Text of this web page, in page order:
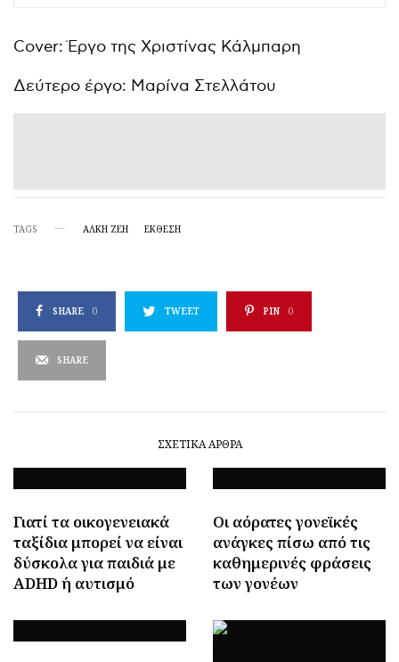
Cover: Έργο της Χριστίνας Κάλμπαρη
Δεύτερο έργο: Μαρίνα Στελλάτου
TAGS ΑΛΚΗ ΖΕΗ ΕΚΘΕΣΗ
SHARE 0 TWEET PIN 0
SHARE
ΣΧΕΤΙΚΆ ΆΡΘΡΑ
Γιατί τα οικογενειακά
ταξίδια μπορεί να είναι
δύσκολα για παιδιά με
ADHD ή αυτισμό
Οι αόρατες γονεϊκές
ανάγκες πίσω από τις
καθημερινές φράσεις
των γονέων